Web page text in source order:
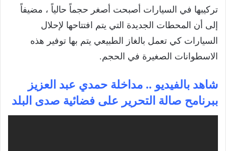
تركيبها في السيارات أصبحت أصغر حجماً حالياً ، مضيفاً
إلى أن المحطات الجديدة التي يتم افتتاحها لإحلال
السيارات كي تعمل بالغاز الطبيعي يتم بها توفير هذه
الاسطوانات الصغيرة في الحجم.
شاهد بالفيديو .. مداخلة حمدي عبد العزيز
ببرنامح صالة التحرير على فضائية صدى البلد